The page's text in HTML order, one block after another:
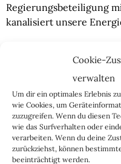
Cookie-
verwalten
Um dir ein optimales Erlebnis
wie Cookies, um
zuzugreifen. Wenn du diesen
wie das Surfverhalten oder
verarbeiten. Wenn du deine
zurückziehst, können
beeinträchtigt werden.
Regierungsbeteiligung
kanalisiert unsere
entschieden düsterere
selbst hält sich ein
Teufel, deren (von
verachteten und dem
diametral
überzeichnete
Material für die